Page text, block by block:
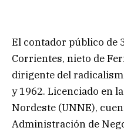
El contador público de
Corrientes, nieto de
dirigente del
y 1962. Licenciado en
Nordeste (UNNE),
Administración de